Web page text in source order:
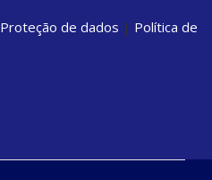
Proteção de dados | Política de